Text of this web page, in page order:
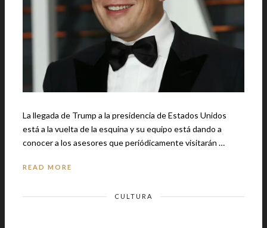
La llegada de Trump a la presidencia de Estados Unidos
está a la vuelta de la esquina y su equipo está dando a
conocer a los asesores que periódicamente visitarán …
READ MORE
CULTURA